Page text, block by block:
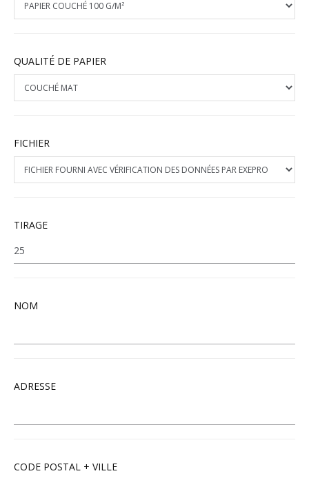
QUALITÉ DE PAPIER
FICHIER
TIRAGE
NOM
ADRESSE
CODE POSTAL + VILLE